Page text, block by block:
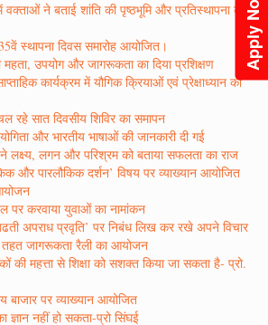
Apply Now
में वक्ताओं ने बताई शांति की पृष्ठभूमि और प्रतिस्थापना के
स्थापना दिवस समारोह आयोजित।
उपयोग और जागरूकता का दिया प्रशिक्षण
कार्यक्रम में यौगिक क्रियाओं एवं प्रेक्षाध्यान का
रहे सात दिवसीय शिविर का समापन
और भारतीय भाषाओं की जानकारी दी गई
लक्ष्य, लगन और परिश्रम को बताया सफलता का राज
और पारलौकिक दर्शन’ विषय पर व्याख्यान आयोजित
पर करवाया युवाओं का नामांकन
अपराध प्रवृति’ पर निबंध लिख कर रखे अपने विचार
तहत जागरूकता रैली का आयोजन
की महत्ता से शिक्षा को सशक्त किया जा सकता है- प्रो.
बाजार पर व्याख्यान आयोजित
ज्ञान नहीं हो सकता-प्रो सिंघई